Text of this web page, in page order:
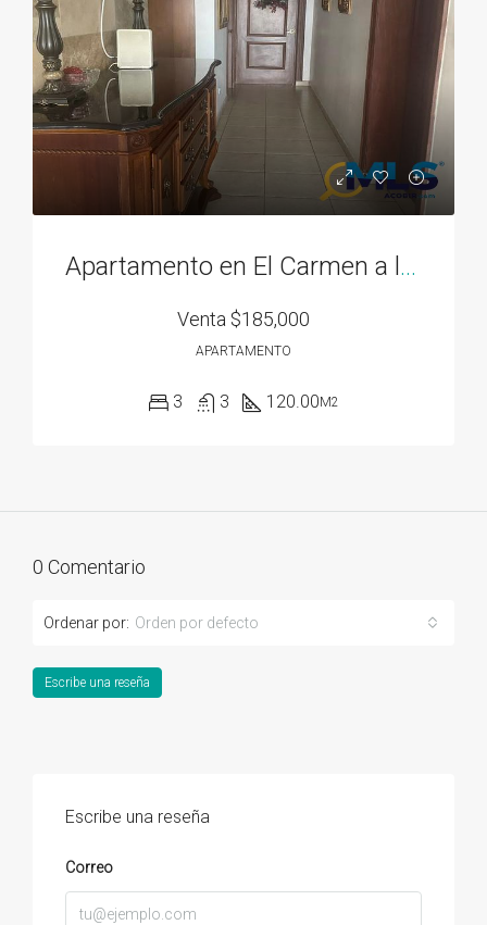
Apartamento en El Carmen a la venta
Venta $185,000
APARTAMENTO
3 3 120.00M2
0 Comentario
Ordenar por: Orden por defecto
Escribe una reseña
Escribe una reseña
Correo